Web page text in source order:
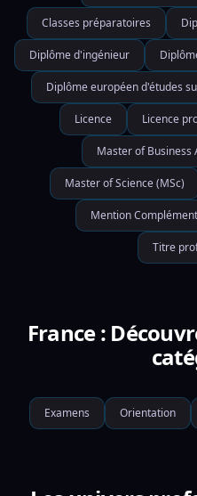
Classes préparatoires
Diplôme d'ingénieur
Diplôme européen d'études
Licence Licence
Master of Business
Master of Science (MSc)
Mention
Titre
France :
Examens Orientation